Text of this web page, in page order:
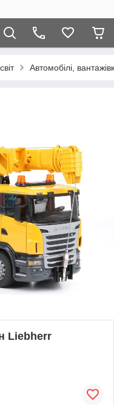
Автомобілі,
Liebherr